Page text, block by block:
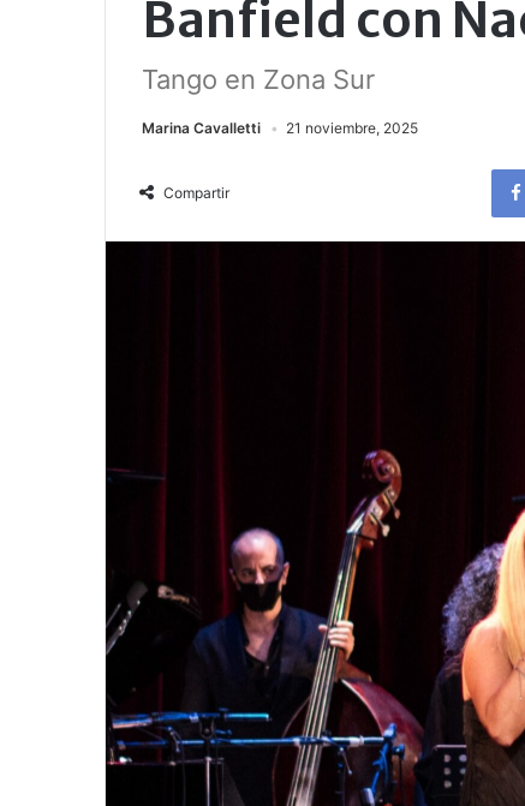
Banfield con
Tango en Zona Sur
Marina Cavalletti 21 noviembre, 2025
Compartir